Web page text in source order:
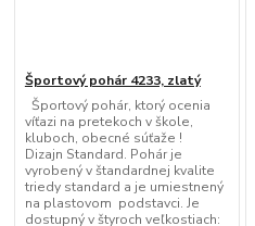
Športový pohár 4233, zlatý
Športový pohár, ktorý ocenia
víťazi na pretekoch v škole,
kluboch, obecné súťaže !
Dizajn Standard. Pohár je
vyrobený v štandardnej kvalite
triedy standard a je umiestnený
na plastovom podstavci. Je
dostupný v štyroch veľkostiach: